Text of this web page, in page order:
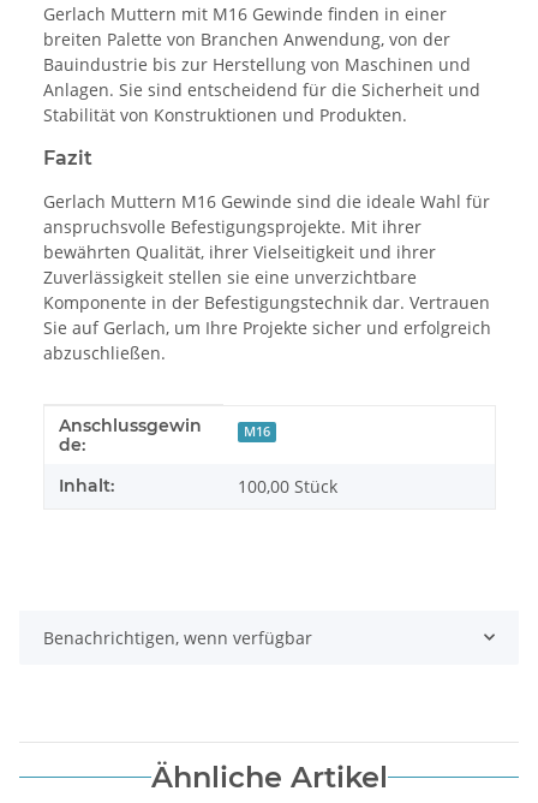
Gerlach Muttern mit M16 Gewinde finden in einer
breiten Palette von Branchen Anwendung, von der
Bauindustrie bis zur Herstellung von Maschinen und
Anlagen. Sie sind entscheidend für die Sicherheit und
Stabilität von Konstruktionen und Produkten.
Fazit
Gerlach Muttern M16 Gewinde sind die ideale Wahl für
anspruchsvolle Befestigungsprojekte. Mit ihrer
bewährten Qualität, ihrer Vielseitigkeit und ihrer
Zuverlässigkeit stellen sie eine unverzichtbare
Komponente in der Befestigungstechnik dar. Vertrauen
Sie auf Gerlach, um Ihre Projekte sicher und erfolgreich
abzuschließen.
Produkteigenschaft
Wert
Anschlussgewin
de:
M16
Inhalt: 100,00 Stück
Benachrichtigen, wenn verfügbar
Ähnliche Artikel